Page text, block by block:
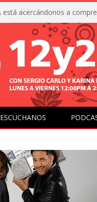
ESCUCHANOS